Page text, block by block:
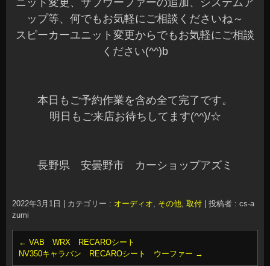
ニット変更、サブウーファーの追加、システムア
ップ等、何でもお気軽にご相談くださいね～
スピーカーユニット変更からでもお気軽にご相談
ください(^^)b
本日もご予約作業を含め全て完了です。
明日もご来店お待ちしてます(^^)/☆
長野県 安曇野市 カーショップアズミ
2022年3月1日 カテゴリー : オーディオ, その他, 取付
投稿者 : cs-a
zumi
← VAB WRX RECAROシート
NV350キャラバン RECAROシート ウーファー →